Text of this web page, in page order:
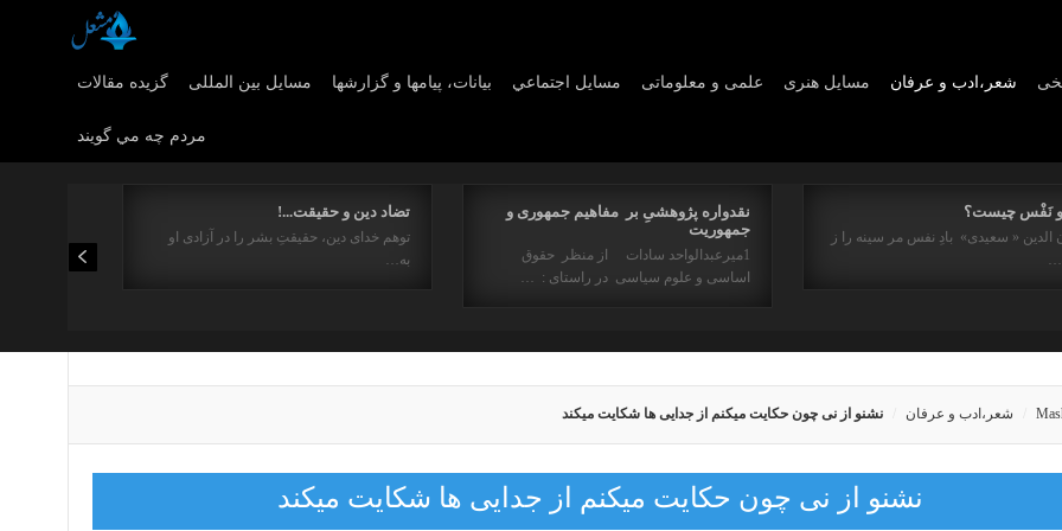
گزیده مقالات مسایل بین المللی بیانات، پیامها و گزارشها مسايل اجتماعي علمی و معلوماتی مسايل هنری شعر،ادب و عرفان
مردم چه مي گويند
تضاد دین و حقیقت...!
توهم خدای دین، حقیقتِ بشر را در آزادی او
به…
نقدواره پژوهشیِ بر مفاهیم جمهوری و
جمهوریت
1میرعبدالواحد سادات از منظر حقوق
اساسی و علوم سیاسی در راستای : …
و نَفْس چیست؟
الدین « سعیدی» بادِ نفس مر سینه را ز
شعر،ادب و عرفان نشنو از نى چون حكايت ميكنم از جدايى ها شكايت ميكند
نشنو از نى چون حكايت ميكنم از جدايى ها شكايت ميكند